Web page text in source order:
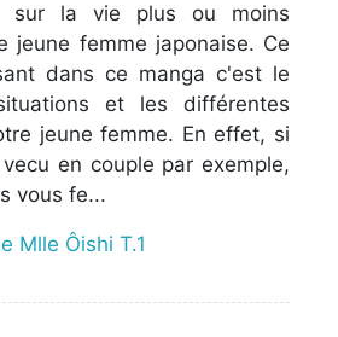
sur la vie plus ou moins
jeune femme japonaise. Ce
dans ce manga c'est le
et les différentes
jeune femme. En effet, si
en couple par exemple,
vous fe...
Mlle Ôishi T.1